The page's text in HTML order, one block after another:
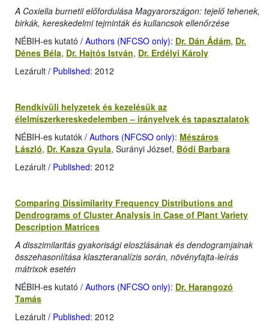
A Coxiella burnetii előfordulása Magyarországon: tejelő tehenek,
birkák, kereskedelmi tejminták és kullancsok ellenőrzése
NÉBIH-es kutató / Authors (NFCSO only): Dr. Dán Ádám, Dr.
Dénes Béla, Dr. Hajtós István, Dr. Erdélyi Károly
Lezárult / Published: 2012
Rendkívüli helyzetek és kezelésük az
élelmiszerkereskedelemben – irányelvek és tapasztalatok
NÉBIH-es kutatók / Authors (NFCSO only): Mészáros
László, Dr. Kasza Gyula, Surányi József, Bódi Barbara
Lezárult / Published: 2012
Comparing Dissimilarity Frequency Distributions and
Dendrograms of Cluster Analysis in Case of Plant Variety
Description Matrices
A disszimilaritás gyakorisági eloszlásának és dendogramjainak
összehasonlítása klaszteranalízis során, növényfajta-leírás
mátrixok esetén
NÉBIH-es kutató / Authors (NFCSO only): Dr. Harangozó
Tamás
Lezárult / Published: 2012